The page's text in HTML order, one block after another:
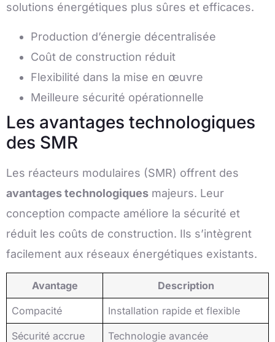
solutions énergétiques plus sûres et efficaces.
Production d’énergie décentralisée
Coût de construction réduit
Flexibilité dans la mise en œuvre
Meilleure sécurité opérationnelle
Les avantages technologiques
des SMR
Les réacteurs modulaires (SMR) offrent des
avantages technologiques majeurs. Leur
conception compacte améliore la sécurité et
réduit les coûts de construction. Ils s’intègrent
facilement aux réseaux énergétiques existants.
Avantage Description
Compacité Installation rapide et flexible
Sécurité accrue Technologie avancée